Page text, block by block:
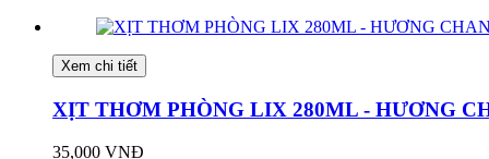
Xem chi tiết
XỊT THƠM PHÒNG LIX 280ML - HƯƠNG
35,000 VNĐ